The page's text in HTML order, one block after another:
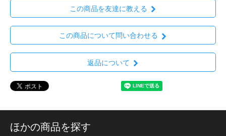
この商品を友達に教える
この商品について問い合わせる
返品について
ほかの商品を探す